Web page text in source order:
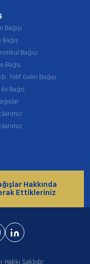
Bağışı
Bağışı
Bağış
Telif Geliri Bağışı
Bağış
Hakkında
Ettikleriniz
Hakkı Saklıdır.